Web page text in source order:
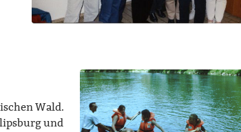
Wald.
und